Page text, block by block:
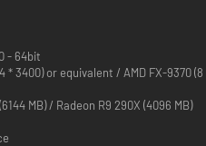
para su propio beneficio.
- 64bit
* 3400) or equivalent / AMD FX-9370
MB) / Radeon R9 290X (4096 MB)